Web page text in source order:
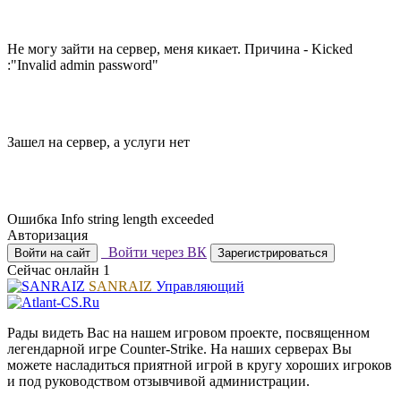
Не могу зайти на сервер, меня кикает. Причина - Kicked
:"Invalid admin password"
Зашел на сервер, а услуги нет
Ошибка Info string length exceeded
Авторизация
Войти на сайт Войти через ВК Зарегистрироваться
Сейчас онлайн 1
SANRAIZ Управляющий
Рады видеть Вас на нашем игровом проекте, посвященном
легендарной игре Counter-Strike. На наших серверах Вы
можете насладиться приятной игрой в кругу хороших игроков
и под руководством отзывчивой администрации.